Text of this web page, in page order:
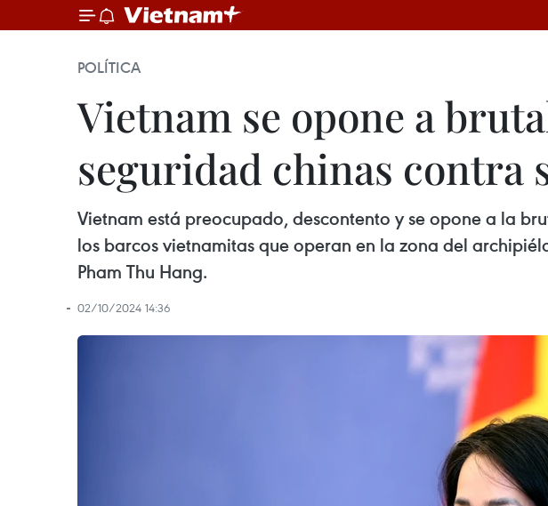
POLÍTICA
Vietnam se opone a
seguridad chinas contra
Vietnam está preocupado, descontento y se opone a la
los barcos vietnamitas que operan en la zona del
Pham Thu Hang.
02/10/2024 14:36